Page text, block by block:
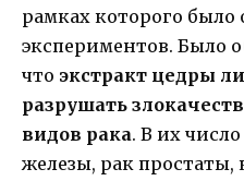
рамках которого было
экспериментов. Было
что экстракт цедры
разрушать
видов рака. В их
железы, рак простаты,